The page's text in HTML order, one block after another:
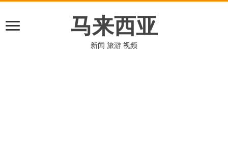
马来西亚
新闻 旅游 视频